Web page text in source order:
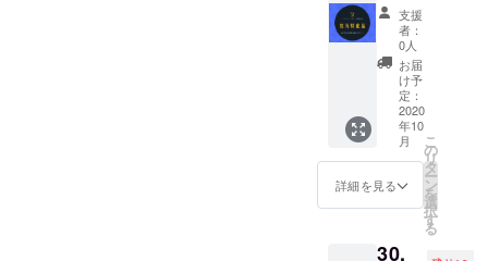
す！
郡上市
の特産
物や販
売され
ている
特色あ
る物を
お送り
いたし
ます。
・祈願
チンチ
ン】 地
元にあ
る特産
品の詰
め合わ
せを お
送りさ
せてい
ただき
ます。
地元の
特産品
を多く
知って
支援
者：
0人
お届
け予
定：
2020
年10
月
詳細を見る
こ
の
リ
タ
ー
ン
を
選
択
す
る
30,